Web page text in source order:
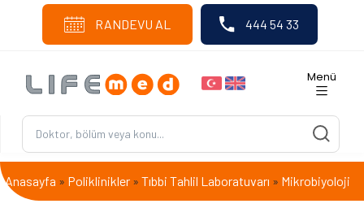
RANDEVU AL 444 54 33
Menü
Anasayfa » Poliklinikler» Tıbbi Tahlil Laboratuvarı » Mikrobiyoloji